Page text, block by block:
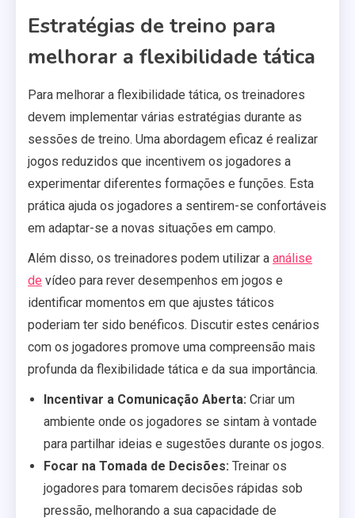
Estratégias de treino para
melhorar a flexibilidade tática
Para melhorar a flexibilidade tática, os treinadores
devem implementar várias estratégias durante as
sessões de treino. Uma abordagem eficaz é realizar
jogos reduzidos que incentivem os jogadores a
experimentar diferentes formações e funções. Esta
prática ajuda os jogadores a sentirem-se confortáveis
em adaptar-se a novas situações em campo.
Além disso, os treinadores podem utilizar a análise
de vídeo para rever desempenhos em jogos e
identificar momentos em que ajustes táticos
poderiam ter sido benéficos. Discutir estes cenários
com os jogadores promove uma compreensão mais
profunda da flexibilidade tática e da sua importância.
Incentivar a Comunicação Aberta: Criar um
ambiente onde os jogadores se sintam à vontade
para partilhar ideias e sugestões durante os jogos.
Focar na Tomada de Decisões: Treinar os
jogadores para tomarem decisões rápidas sob
pressão, melhorando a sua capacidade de